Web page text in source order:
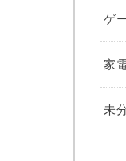
ゲ
家
未